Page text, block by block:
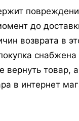
до
возврата в
вернуть товар,
в интернет